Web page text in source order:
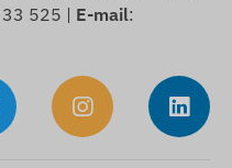
525 | E-mail: